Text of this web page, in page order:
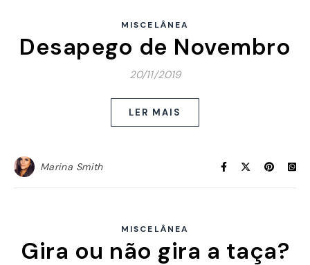
MISCELÂNEA
Desapego de Novembro
20/11/2019
LER MAIS
Marina Smith
MISCELÂNEA
Gira ou não gira a taça?